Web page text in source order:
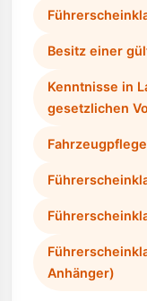
Besitz einer
Kenntnisse in
gesetzlichen
Anhänger)